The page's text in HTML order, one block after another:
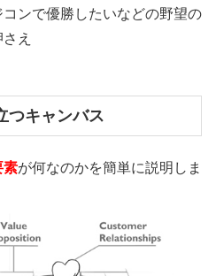
ンで優勝したいなどの野望の
え
つキャンバス
素が何なのかを簡単に説明しま